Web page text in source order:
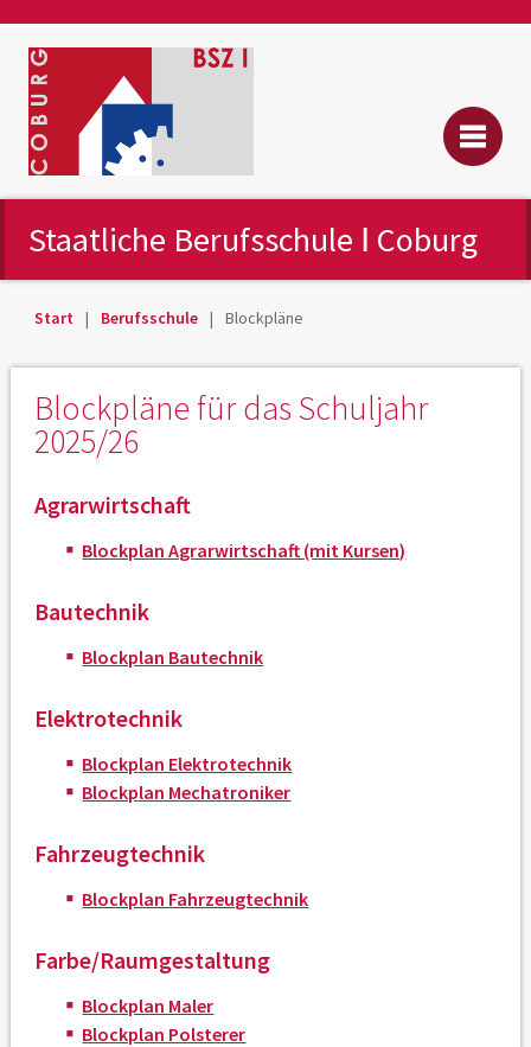
Staatliche Berufsschule Ⅰ Coburg
Start Berufsschule Blockpläne
Blockpläne für das Schuljahr
2025/26
Agrarwirtschaft
Blockplan Agrarwirtschaft (mit Kursen)
Bautechnik
Blockplan Bautechnik
Elektrotechnik
Blockplan Elektrotechnik
Blockplan Mechatroniker
Fahrzeugtechnik
Blockplan Fahrzeugtechnik
Farbe/Raumgestaltung
Blockplan Maler
Blockplan Polsterer